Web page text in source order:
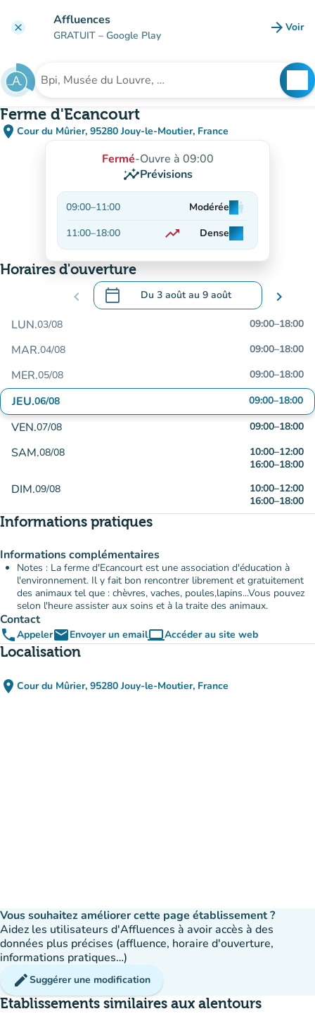
clear Affluences
GRATUIT – Google Play arrow_forward Voir
Rechercher un établissement
Ferme d'Ecancourt
place Cour du Mûrier, 95280 Jouy-le-Moutier, France
(ouvrir dans Google Maps)
(nouvel onglet)
Fermé-Ouvre à 09:00
insightsPrévisions
09:00–11:00 Modéréeman
man
man
11:00–18:00 trending_up
En hausse
Denseman
man
man
Horaires d'ouverture
chevron_left calendar_today Du 3 aoûtau 9 août
.Ouvrir le calendrier pour changer de
chevron_right
LUN.03/08 09:00–18:00
MAR.04/08 09:00–18:00
MER.05/08 09:00–18:00
JEU.06/08 09:00–18:00
VEN.07/08 09:00–18:00
SAM.08/08 10:00–12:00
16:00–18:00
DIM.09/08 10:00–12:00
16:00–18:00
Informations pratiques
Informations complémentaires
Notes : La ferme d'Ecancourt est une association d'éducation à
l'environnement. Il y fait bon rencontrer librement et gratuitement
des animaux tel que : chèvres, vaches, poules,lapins...Vous pouvez
selon l'heure assister aux soins et à la traite des animaux.
Contact
phoneAppeleremailEnvoyer un emailcomputerAccéder au site web
(nouvel onglet)
Localisation
place Cour du Mûrier, 95280 Jouy-le-Moutier, France
(ouvrir dans Google Maps)
(nouvel onglet)
Vous souhaitez améliorer cette page établissement ?
Aidez les utilisateurs d'Affluences à avoir accès à des
données plus précises (affluence, horaire d'ouverture,
informations pratiques…)
editSuggérer une modification
Etablissements similaires aux alentours